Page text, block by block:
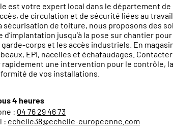
est votre expert local dans le département de
de circulation et de sécurité liées au
sécurisation de toiture, nous proposons des
d’implantation jusqu’à la pose sur chantier
corps et les accès industriels. En
EPI, nacelles et échafaudages.
une intervention pour le contrôle,
de vos installations.
4 heures
: 04 76 29 46 73
: echelle38@echelle-europeenne.com